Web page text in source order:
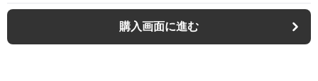
購入画面に進む